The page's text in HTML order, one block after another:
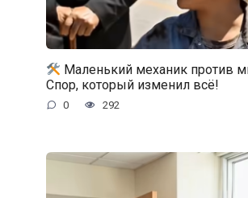
Маленький механик против
Спор, который изменил всё!
0 292